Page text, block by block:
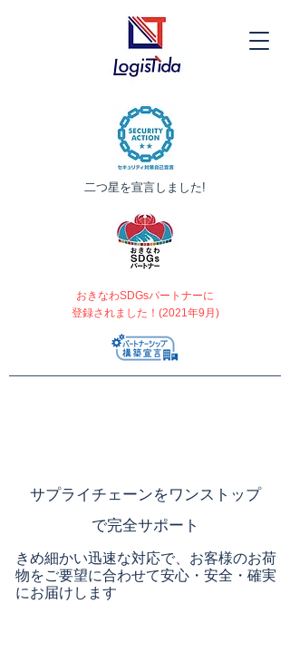
​サプライチェーンをワンストップ
で完全サポート
きめ細かい迅速な対応で、お客様のお荷
物をご要望に合わせて安心・安全・確実
にお届けします
​二つ星を宣言しました!
おきなわSDGsパートナーに
登録されました！(2021年9月)